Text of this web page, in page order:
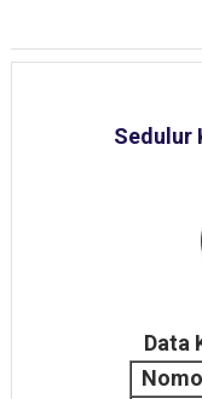
Sedulur
Data